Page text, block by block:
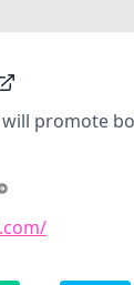
promote